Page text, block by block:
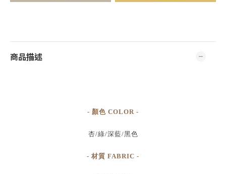
商品描述
- 顏色 COLOR -
杏/綠/深藍/黑色
- 材質 FABRIC -